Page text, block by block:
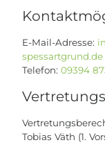
E-Mail-Adresse:
spessartgrund.de
Telefon: 09394
Tobias Väth (1.